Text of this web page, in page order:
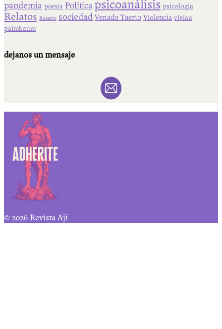
pandemia poesía Política psicoanálisis psicología
Relatos Rosario sociedad Venado Tuerto Violencia vivian
palmbaum
dejanos un mensaje
© 2026 Revista Ají